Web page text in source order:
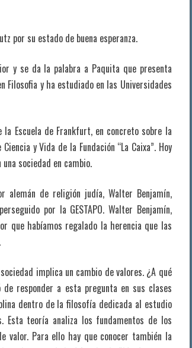
por su estado de buena esperanza.
y se da la palabra a Paquita que presenta
Filosofia y ha estudiado en las Universidades
Escuela de Frankfurt, en concreto sobre la
y Vida de la Fundación “La Caixa”. Hoy
sociedad en cambio.
alemán de religión judía, Walter Benjamín,
por la GESTAPO. Walter Benjamín,
que habíamos regalado la herencia que las
implica un cambio de valores. ¿A qué
responder a esta pregunta en sus clases
dentro de la filosofía dedicada al estudio
Esta teoría analiza los fundamentos de los
valor. Para ello hay que conocer también la